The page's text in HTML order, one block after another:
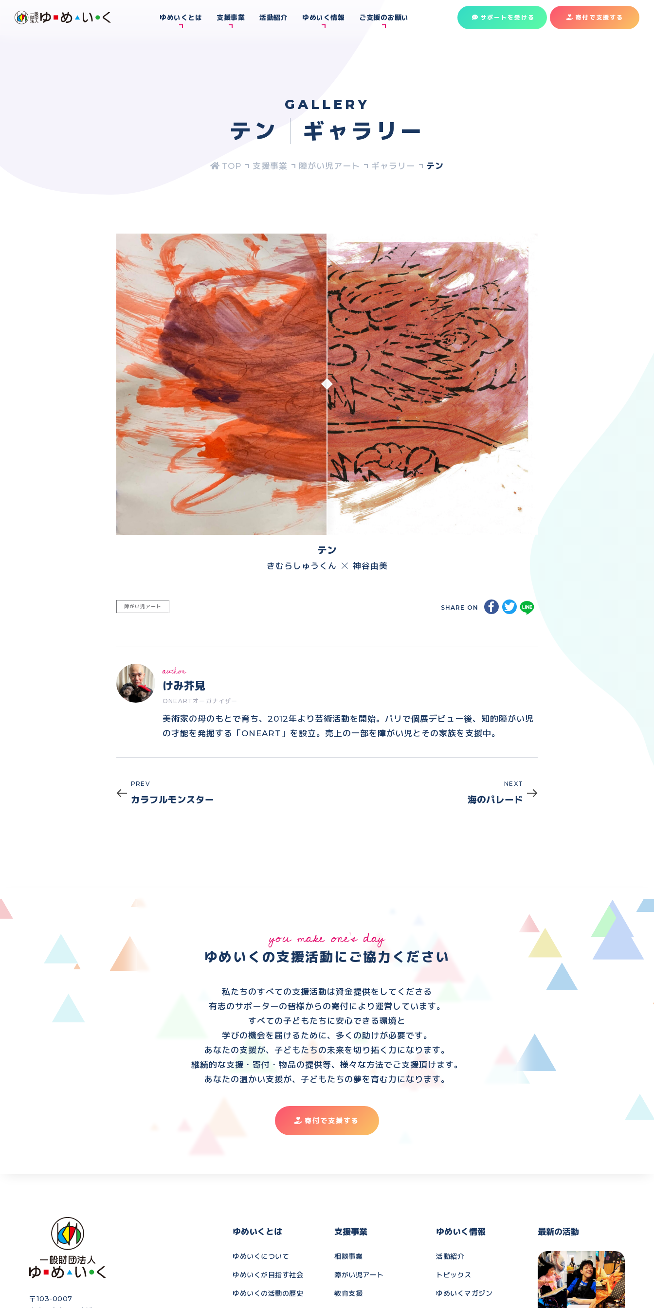
ゆめいくとは 支援事業 活動紹介 ゆめいく情報 ご支援のお願い サポートを受ける 寄付で支援 する
GALLERY
テン ギャラリー
支援事業 障がい児アート ギャラリー テン
テン
きむらしゅうくん 神谷由美
障がい児アート SHARE ON
author
けみ芥見
ONEARTオーガナイザー
美術家の母のもとで育ち、2012年より芸術活動を開始。パリで個展デビュー後、知的障がい児
の才能を発掘する「ONEART」を設立。売上の一部を障がい児とその家族を支援中。
Prev
PREV
カラフルモンスター
NEXT
海のパレード
you make one's day
ゆめいくの支援活動に ご協力ください
私たちのすべての支援活動は資金提供をしてくださる
有志のサポーターの皆様からの寄付により運営しています。
すべての子どもたちに安心できる環境と
学びの機会を届けるために、多くの助けが必要です。
あなたの支援が、子どもたちの未来を切り拓く力になります。
継続的な支援・寄付・物品の提供等、様々な方法でご支援頂けます。
あなたの温かい支援が、子どもたちの夢を育む力になります。
寄付で支援する
〒103-0007
ゆめいくとは
ゆめいくについて
ゆめいくが目指す社会
ゆめいくの活動の歴史
支援事業
相談事業
障がい児アート
教育支援
ゆめいく情報
活動紹介
トピックス
ゆめいくマガジン
最新の活動